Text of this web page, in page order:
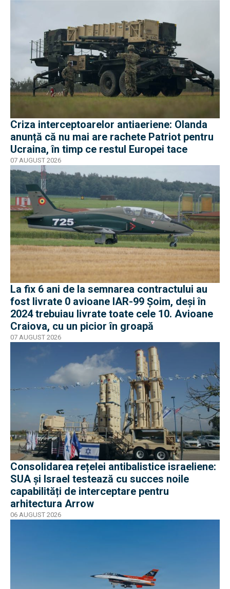
Criza interceptoarelor antiaeriene: Olanda
anunță că nu mai are rachete Patriot pentru
Ucraina, în timp ce restul Europei tace
07 AUGUST 2026
La fix 6 ani de la semnarea contractului au
fost livrate 0 avioane IAR-99 Șoim, deși în
2024 trebuiau livrate toate cele 10. Avioane
Craiova, cu un picior în groapă
07 AUGUST 2026
Consolidarea rețelei antibalistice israeliene:
SUA și Israel testează cu succes noile
capabilități de interceptare pentru
arhitectura Arrow
06 AUGUST 2026